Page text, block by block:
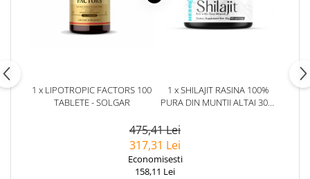
1 x LIPOTROPIC FACTORS 100
TABLETE - SOLGAR
1 x SHILAJIT RASINA 100%
PURA DIN MUNTII ALTAI 30G.
475,41 Lei
317,31 Lei
Economisesti
158,11 Lei